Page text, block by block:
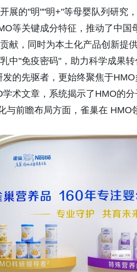
展的"明""明+"等母婴队列研究
等关键成分特征，推动了中
献，同时为本土化产品创新提
中"免疫密码"，助力科学成果转
的先驱者，更始终聚焦于
术文章，系统揭示了HMO的
与前瞻布局方面，雀巢在